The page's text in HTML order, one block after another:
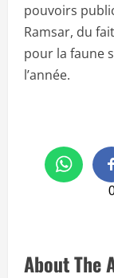
pouvoirs
Ramsar, du
pour la faune
l’année.
About The